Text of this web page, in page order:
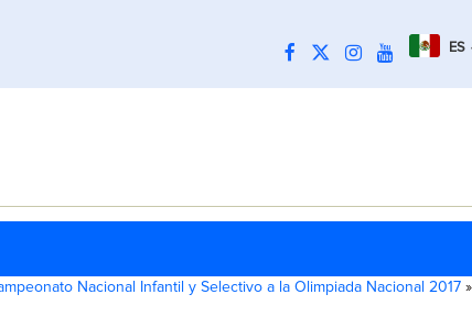
ES
Nacional Infantil y Selectivo a la Olimpiada Nacional 2017 »